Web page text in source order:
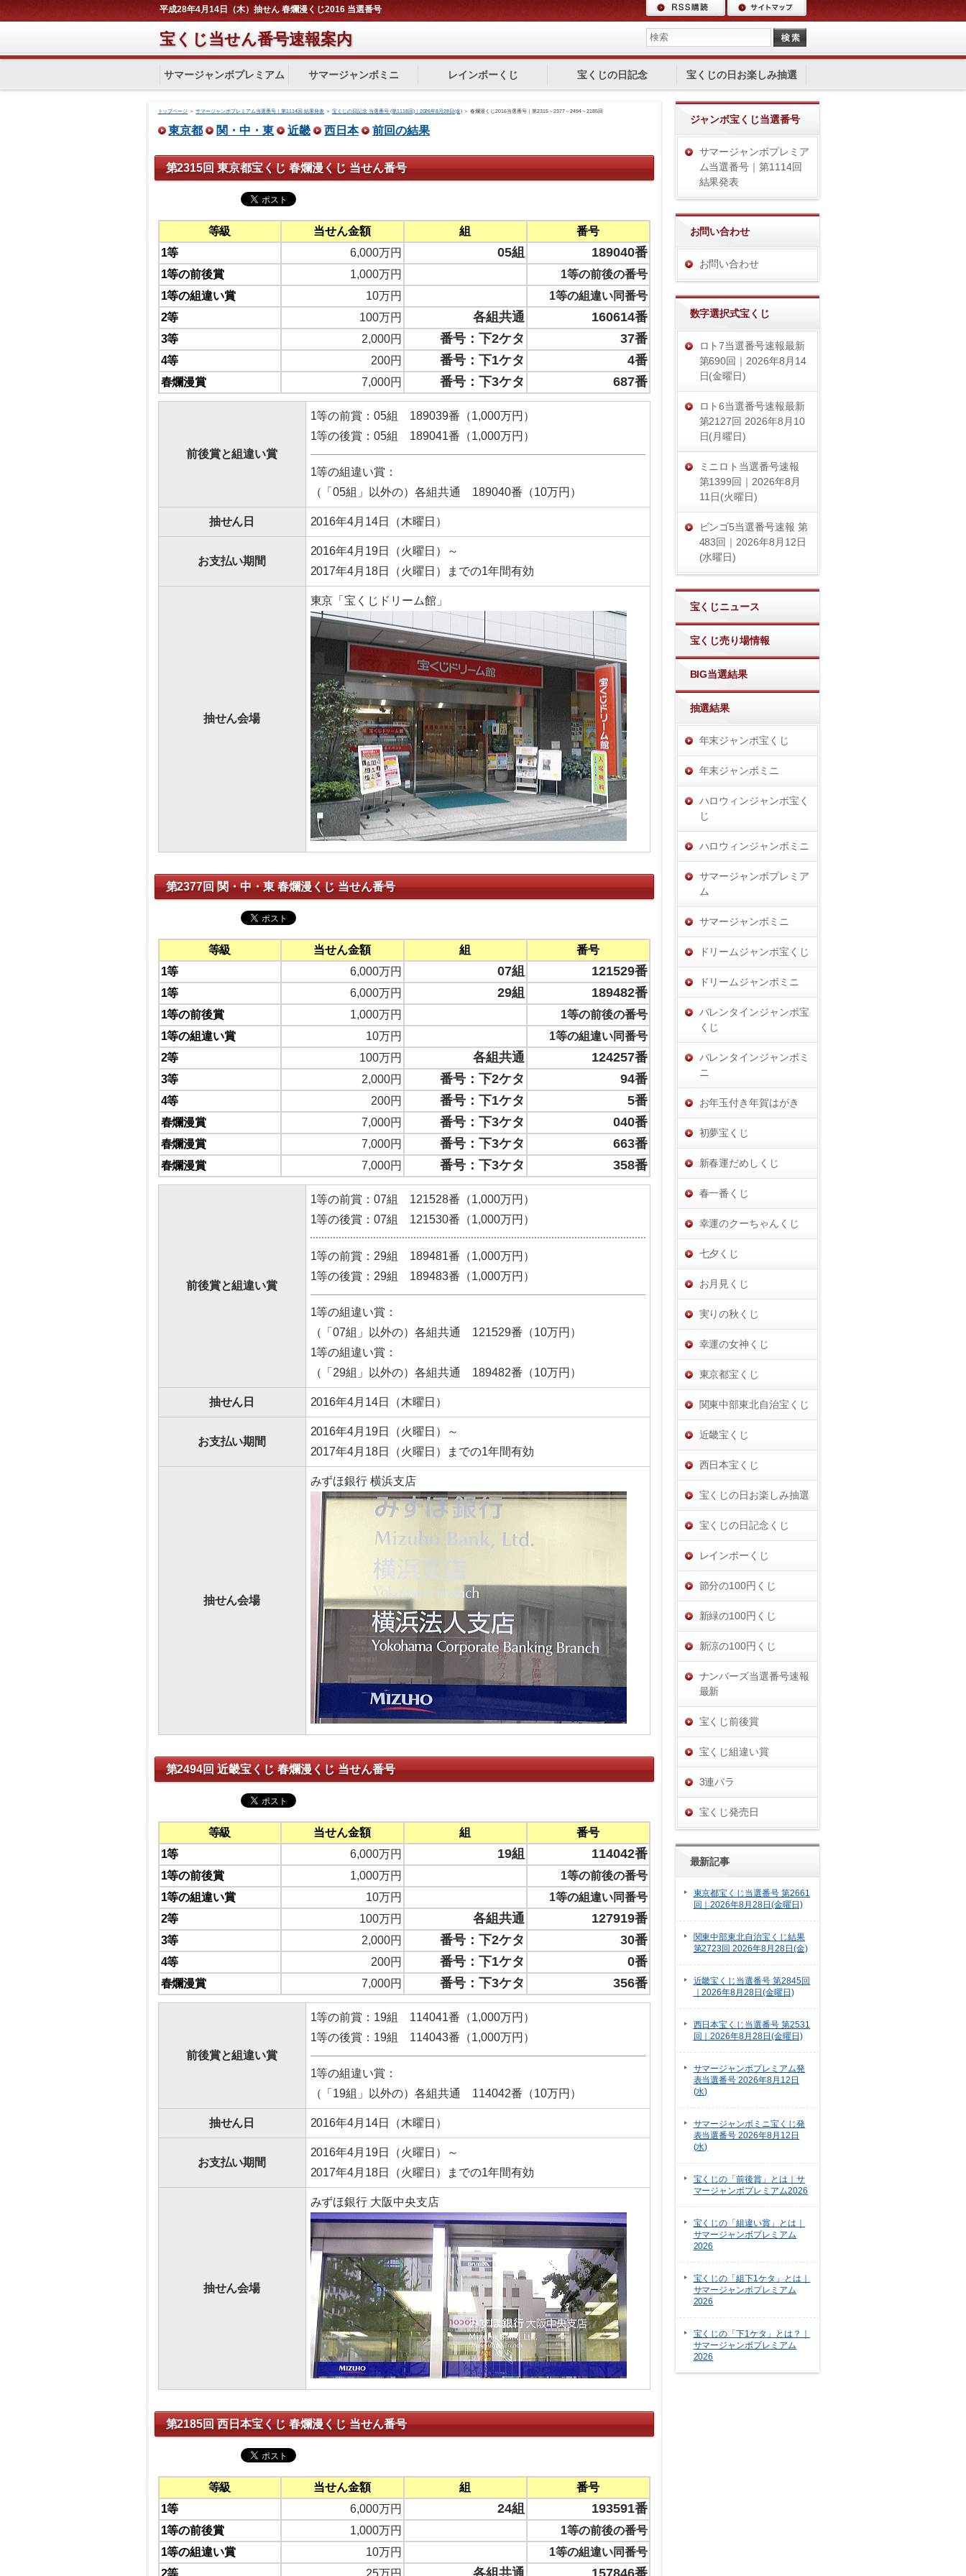
平成28年4月14日（木）抽せん 春爛漫くじ2016 当選番号
宝くじ当せん番号速報案内
サマージャンボプレミアム サマージャンボミニ レインボーくじ 宝くじの日記念 宝くじの日お楽しみ抽選
トップページ ＞サマージャンボプレミアム当選番号｜第1114回 結果発表＞ 宝くじの日記念 当選番号 (第1118回)｜2026年8月28日(金) ＞春爛漫くじ2016当選番号｜第2315～2377～2494～2185回
東京都 関・中・東 近畿 西日本 前回の結果
第2315回 東京都宝くじ 春爛漫くじ 当せん番号
等級 当せん金額 組
番号
1等
6,000万円 05組 189040番
1等の前後賞 1,000万円
1等の前後の番号
1等の組違い賞
10万円
1等の組違い同番号
2等
100万円 各組共通 160614番
3等 2,000円 番号：下2ケタ 37番
4等 200円 番号：下1ケタ 4番
春爛漫賞 7,000円 番号：下3ケタ 687番
前後賞と組違い賞
1等の前賞：05組 189039番（1,000万円）
1等の後賞：05組 189041番（1,000万円）
1等の組違い賞：
（「05組」以外の）各組共通 189040番（10万円）
抽せん日 2016年4月14日（木曜日）
お支払い期間
2016年4月19日（火曜日）～
2017年4月18日（火曜日）までの1年間有効
抽せん会場
東京「宝くじドリーム館」
第2377回 関・中・東 春爛漫くじ 当せん番号
等級 当せん金額 組
番号
1等
6,000万円 07組 121529番
1等 6,000万円 29組 189482番
1等の前後賞 1,000万円
1等の前後の番号
1等の組違い賞
10万円
1等の組違い同番号
2等
100万円 各組共通 124257番
3等 2,000円 番号：下2ケタ 94番
4等 200円 番号：下1ケタ 5番
春爛漫賞 7,000円 番号：下3ケタ 040番
春爛漫賞 7,000円 番号：下3ケタ 663番
春爛漫賞 7,000円 番号：下3ケタ 358番
前後賞と組違い賞
1等の前賞：07組 121528番（1,000万円）
1等の後賞：07組 121530番（1,000万円）
1等の前賞：29組 189481番（1,000万円）
1等の後賞：29組 189483番（1,000万円）
1等の組違い賞：
（「07組」以外の）各組共通 121529番（10万円）
1等の組違い賞：
（「29組」以外の）各組共通 189482番（10万円）
抽せん日 2016年4月14日（木曜日）
お支払い期間
2016年4月19日（火曜日）～
2017年4月18日（火曜日）までの1年間有効
抽せん会場
みずほ銀行 横浜支店
第2494回 近畿宝くじ 春爛漫くじ 当せん番号
等級 当せん金額 組
番号
1等
6,000万円 19組 114042番
1等の前後賞 1,000万円
1等の前後の番号
1等の組違い賞
10万円
1等の組違い同番号
2等
100万円 各組共通 127919番
3等 2,000円 番号：下2ケタ 30番
4等 200円 番号：下1ケタ 0番
春爛漫賞 7,000円 番号：下3ケタ 356番
前後賞と組違い賞
1等の前賞：19組 114041番（1,000万円）
1等の後賞：19組 114043番（1,000万円）
1等の組違い賞：
（「19組」以外の）各組共通 114042番（10万円）
抽せん日 2016年4月14日（木曜日）
お支払い期間
2016年4月19日（火曜日）～
2017年4月18日（火曜日）までの1年間有効
抽せん会場
みずほ銀行 大阪中央支店
第2185回 西日本宝くじ 春爛漫くじ 当せん番号
等級 当せん金額 組
番号
1等
6,000万円 24組 193591番
1等の前後賞 1,000万円
1等の前後の番号
1等の組違い賞
10万円
1等の組違い同番号
2等
25万円 各組共通 157846番
ジャンボ宝くじ当選番号
サマージャンボプレミア
ム当選番号｜第1114回
結果発表
お問い合わせ
お問い合わせ
数字選択式宝くじ
ロト7当選番号速報最新
第690回｜2026年8月14
日(金曜日)
ロト6当選番号速報最新
第2127回 2026年8月10
日(月曜日)
ミニロト当選番号速報
第1399回｜2026年8月
11日(火曜日)
ビンゴ5当選番号速報 第
483回｜2026年8月12日
(水曜日)
宝くじニュース
宝くじ売り場情報
BIG当選結果
抽選結果
年末ジャンボ宝くじ
年末ジャンボミニ
ハロウィンジャンボ宝く
じ
ハロウィンジャンボミニ
サマージャンボプレミア
ム
サマージャンボミニ
ドリームジャンボ宝くじ
ドリームジャンボミニ
バレンタインジャンボ宝
くじ
バレンタインジャンボミ
ニ
お年玉付き年賀はがき
初夢宝くじ
新春運だめしくじ
春一番くじ
幸運のクーちゃんくじ
七夕くじ
お月見くじ
実りの秋くじ
幸運の女神くじ
東京都宝くじ
関東中部東北自治宝くじ
近畿宝くじ
西日本宝くじ
宝くじの日お楽しみ抽選
宝くじの日記念くじ
レインボーくじ
節分の100円くじ
新緑の100円くじ
新涼の100円くじ
ナンバーズ当選番号速報
最新
宝くじ前後賞
宝くじ組違い賞
3連バラ
宝くじ発売日
最新記事
東京都宝くじ当選番号 第2661
回｜2026年8月28日(金曜日)
関東中部東北自治宝くじ結果
第2723回 2026年8月28日(金)
近畿宝くじ当選番号 第2845回
｜2026年8月28日(金曜日)
西日本宝くじ当選番号 第2531
回｜2026年8月28日(金曜日)
サマージャンボプレミアム発
表当選番号 2026年8月12日
(水)
サマージャンボミニ宝くじ発
表当選番号 2026年8月12日
(水)
宝くじの「前後賞」とは｜サ
マージャンボプレミアム2026
宝くじの「組違い賞」とは｜
サマージャンボプレミアム
2026
宝くじの「組下1ケタ」とは｜
サマージャンボプレミアム
2026
宝くじの「下1ケタ」とは？｜
サマージャンボプレミアム
2026